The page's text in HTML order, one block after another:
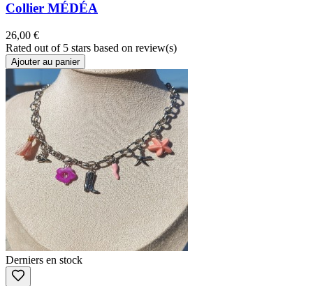
Collier MÉDÉA
26,00 €
Rated out of 5 stars based on review(s)
Ajouter au panier
Derniers en stock